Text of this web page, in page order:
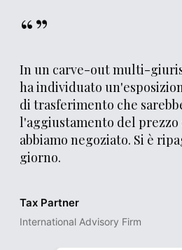
“”
In un carve-out multi-
ha individuato
di trasferimento che
l'aggiustamento del prezzo
abbiamo negoziato. Si è
giorno.
Tax Partner
International Advisory Firm